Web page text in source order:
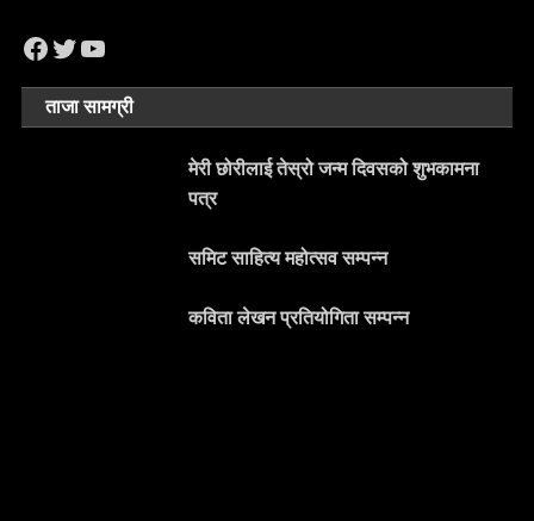
Facebook
Twitter
YouTube
ताजा सामग्री
मेरी छोरीलाई तेस्रो जन्म दिवसको शुभकामना
पत्र
समिट साहित्य महोत्सव सम्पन्न
कविता लेखन प्रतियोगिता सम्पन्न